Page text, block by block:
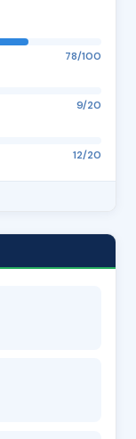
78/100
9/20
12/20